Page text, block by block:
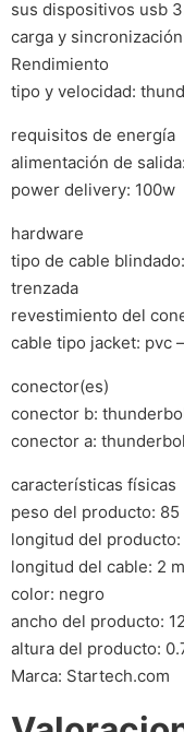
sus dispositivos usb
carga y
Rendimiento
tipo y velocidad:
requisitos de energía
alimentación de
power delivery: 100w
hardware
tipo de cable
trenzada
revestimiento del
cable tipo jacket: pvc
conector(es)
conector b:
conector a:
características físicas
peso del producto: 85
longitud del producto:
longitud del cable: 2 m
color: negro
ancho del producto:
altura del producto:
Marca: Startech.com